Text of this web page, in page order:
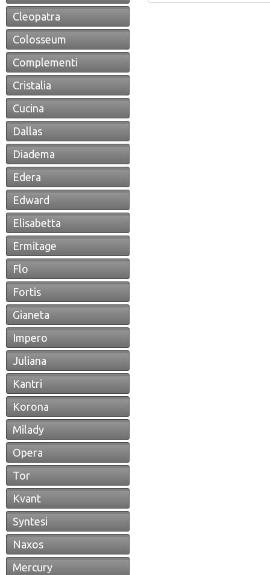
Cleopatra
Colosseum
Complementi
Cristalia
Cucina
Dallas
Diadema
Edera
Edward
Elisabetta
Ermitage
Flo
Fortis
Gianeta
Impero
Juliana
Kantri
Korona
Milady
Opera
Tor
Kvant
Syntesi
Naxos
Mercury